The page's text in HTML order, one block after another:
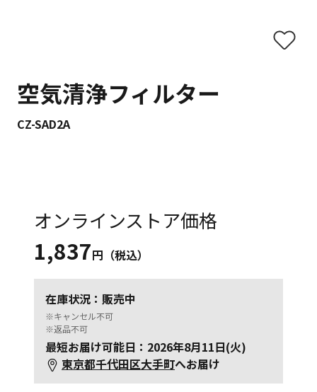
空気清浄フィルター
CZ-SAD2A
オンラインストア価格
1,837円（税込）
在庫状況：販売中
※キャンセル不可
※返品不可
最短お届け可能日：2026年8月11日(火)
東京都千代田区大手町へお届け